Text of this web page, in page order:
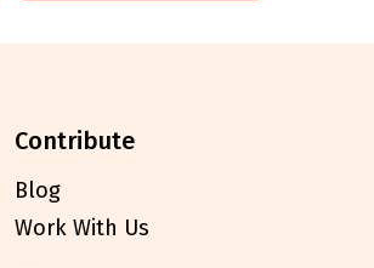
contribute
Blog
Work With Us